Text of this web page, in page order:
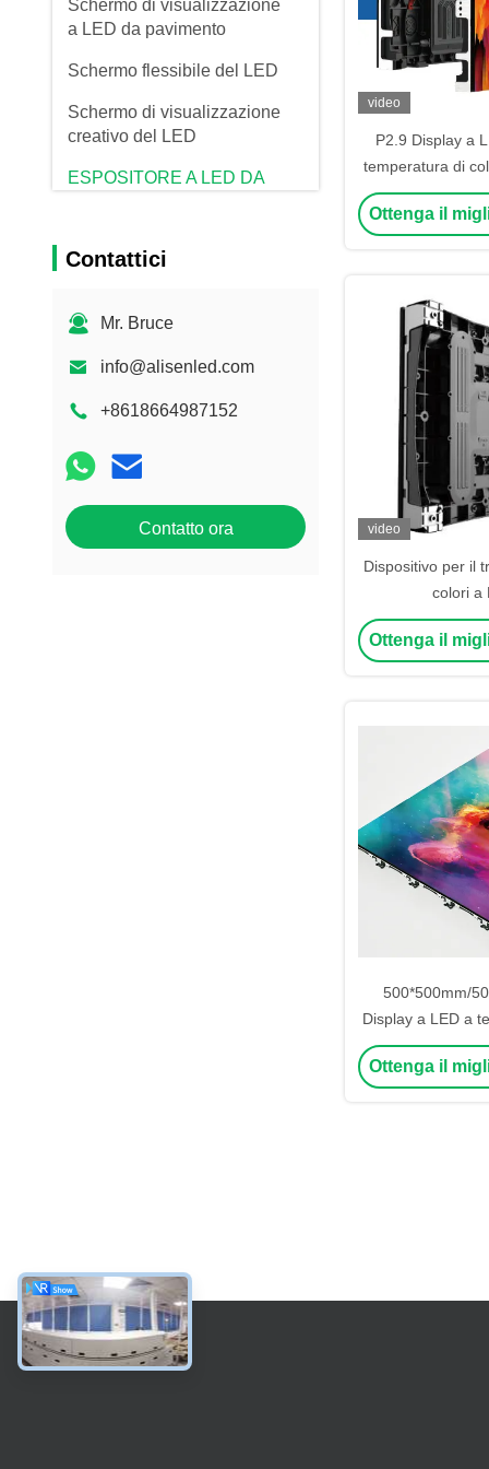
Schermo di visualizzazione
a LED da pavimento
Schermo flessibile del LED
Schermo di visualizzazione
creativo del LED
ESPOSITORE A LED DA
Contattici
Mr. Bruce
info@alisenled.com
+8618664987152
Contatto ora
video
P2.9 Display a
temperatura di
a noleggio con
di 160-
Ottenga il
video
Dispositivo per il
colori a
Ottenga il
500*500mm/
Display a LED a
con
rapporto di
Ottenga il